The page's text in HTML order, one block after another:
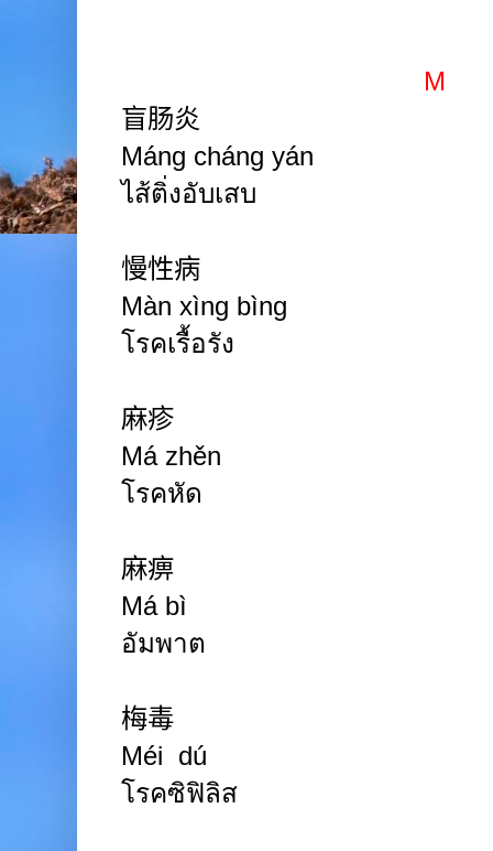
M
盲肠炎
Máng cháng yán
ไส้ติ่งอับเสบ
慢性病
Màn xìng bìng
โรคเรื้อรัง
麻疹
Má zhěn
โรคหัด
麻痹
Má bì
อัมพาต
梅毒
Méi dú
โรคซิฟิลิส